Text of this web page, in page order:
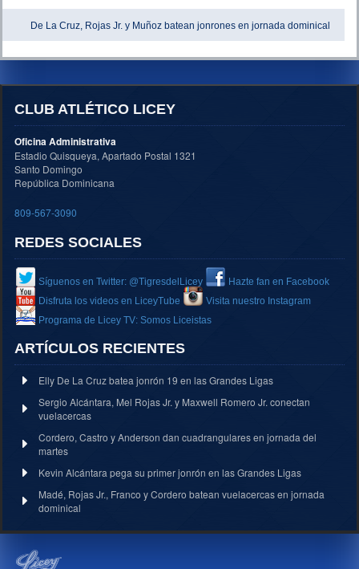
De La Cruz, Rojas Jr. y Muñoz batean jonrones en jornada dominical
CLUB ATLÉTICO LICEY
Oficina Administrativa
Estadio Quisqueya, Apartado Postal 1321
Santo Domingo
República Dominicana
809-567-3090
REDES SOCIALES
Síguenos en Twitter: @TigresdelLicey
Hazte fan en Facebook
Disfruta los videos en LiceyTube
Visita nuestro Instagram
Programa de Licey TV: Somos Liceistas
ARTÍCULOS RECIENTES
Elly De La Cruz batea jonrón 19 en las Grandes Ligas
Sergio Alcántara, Mel Rojas Jr. y Maxwell Romero Jr. conectan
vuelacercas
Cordero, Castro y Anderson dan cuadrangulares en jornada del
martes
Kevin Alcántara pega su primer jonrón en las Grandes Ligas
Madé, Rojas Jr., Franco y Cordero batean vuelacercas en jornada
dominical